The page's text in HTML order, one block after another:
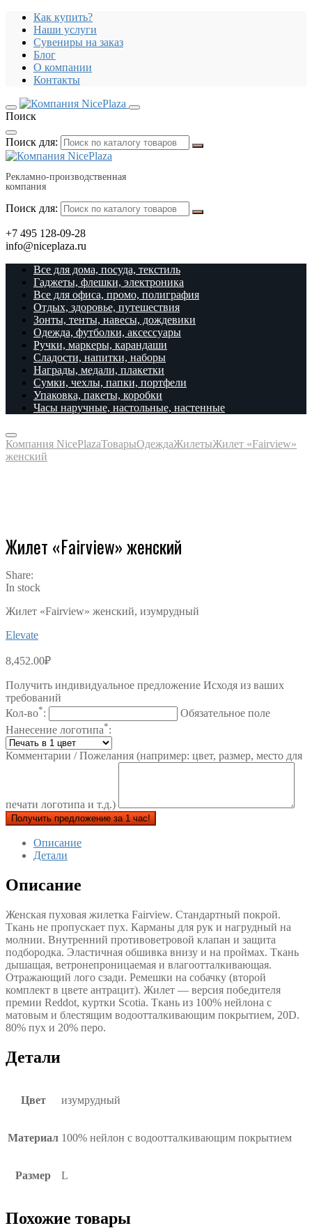
Как купить?
Наши услуги
Сувениры на заказ
Блог
О компании
Контакты
Поиск
Поиск для:
Рекламно-производственная
компания
Поиск для:
+7 495 128-09-28
info@niceplaza.ru
Все для дома, посуда, текстиль
Гаджеты, флешки, электроника
Все для офиса, промо, полиграфия
Отдых, здоровье, путешествия
Зонты, тенты, навесы, дождевики
Одежда, футболки, аксессуары
Ручки, маркеры, карандаши
Сладости, напитки, наборы
Награды, медали, плакетки
Сумки, чехлы, папки, портфели
Упаковка, пакеты, коробки
Часы наручные, настольные, настенные
Компания NicePlazaТоварыОдеждаЖилетыЖилет «Fairview»
женский
Жилет «Fairview» женский
Share:
In stock
Жилет «Fairview» женский, изумрудный
Elevate
8,452.00₽
Получить индивидуальное предложение Исходя из ваших
требований
Кол-во*:
Обязательное поле
Нанесение логотипа*:
Комментарии / Пожелания (например: цвет, размер, место для
печати логотипа и т.д.)
Получить предложение за 1 час!
Описание
Детали
Описание
Женская пуховая жилетка Fairview. Стандартный покрой.
Ткань не пропускает пух. Карманы для рук и нагрудный на
молнии. Внутренний противоветровой клапан и защита
подбородка. Эластичная обшивка внизу и на проймах. Ткань
дышащая, ветронепроницаемая и влагоотталкивающая.
Отражающий лого сзади. Ремешки на собачку (второй
комплект в цвете антрацит). Жилет — версия победителя
премии Reddot, куртки Scotia. Ткань из 100% нейлона с
матовым и блестящим водоотталкивающим покрытием, 20D.
80% пух и 20% перо.
Детали
Цвет изумрудный
Материал 100% нейлон с водоотталкивающим покрытием
Размер L
Похожие товары